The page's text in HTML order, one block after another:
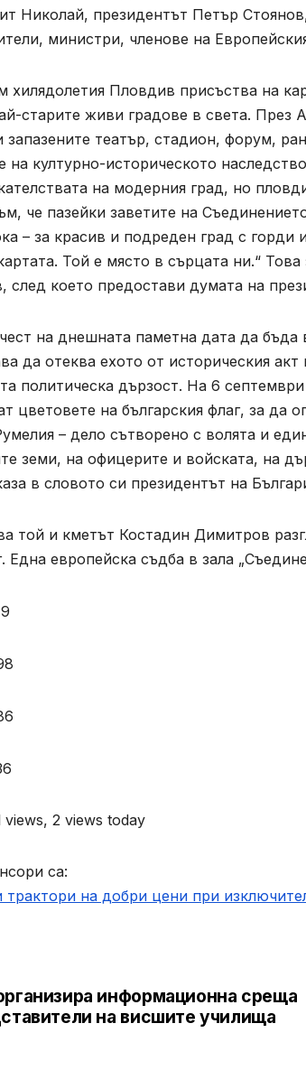
Николай, президентът Петър
министри, членове на
хилядолетия Пловдив присъства на
старите живи градове в света. През
запазените театър, стадион, форум,
на културно-историческото
на модерния град, но
че пазейки заветите на
– за красив и подреден град с
Той е място в сърцата ни.“
след което предостави думата на
на днешната паметна дата да
да отеква ехото от историческия
политическа дързост. На 6
цветовете на българския флаг, за да
– дело сътворено с волята и
земи, на офицерите и войската, на
в словото си президентът на
той и кметът Костадин Димитров
Една европейска съдба в зала
2 views today
са:
трактори на добри цени при
информационна среща
на висшите училища